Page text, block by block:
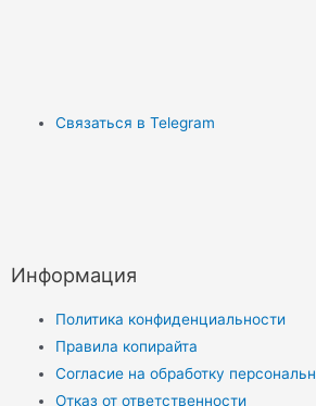
Связаться в Telegram
Информация
Политика конфиденциальности
Правила копирайта
Согласие на обработку
Отказ от ответственности